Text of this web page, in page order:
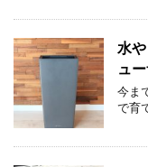
水
ュ
今ま
で育